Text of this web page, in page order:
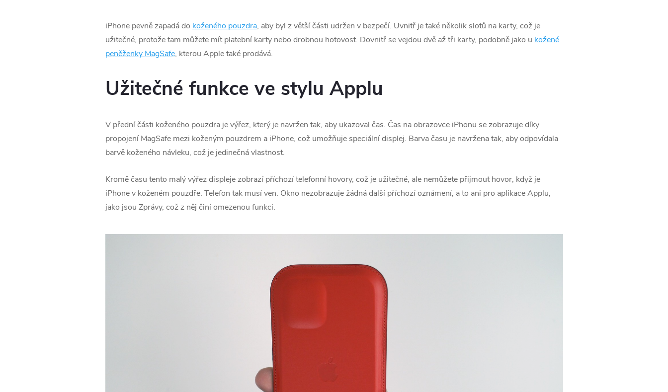
‌iPhone‌ pevně zapadá do koženého pouzdra, aby byl z větší části udržen v bezpečí. Uvnitř je také několik slotů na karty, což je
užitečné, protože tam můžete mít platební karty nebo drobnou hotovost. Dovnitř se vejdou dvě až tři karty, podobně jako u kožené
peněženky MagSafe, kterou Apple také prodává.
Užitečné funkce ve stylu Applu
V přední části koženého pouzdra je výřez, který je navržen tak, aby ukazoval čas. Čas na obrazovce ‌iPhonu‌ se zobrazuje díky
propojení MagSafe mezi koženým pouzdrem a ‌iPhone‌, což umožňuje speciální displej. Barva času je navržena tak, aby odpovídala
barvě koženého návleku, což je jedinečná vlastnost.
Kromě času tento malý výřez displeje zobrazí příchozí telefonní hovory, což je užitečné, ale nemůžete přijmout hovor, když je
‌iPhone‌ v koženém pouzdře. Telefon tak musí ven. Okno nezobrazuje žádná další příchozí oznámení, a to ani pro aplikace Applu,
jako jsou Zprávy, což z něj činí omezenou funkci.